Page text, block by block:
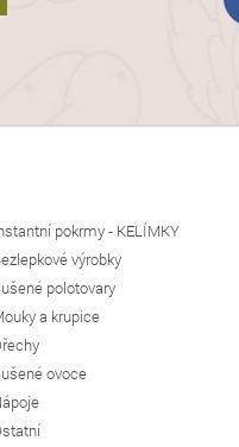
pokrmy - KELÍMKY
výrobky
polotovary
a krupice
ovoce